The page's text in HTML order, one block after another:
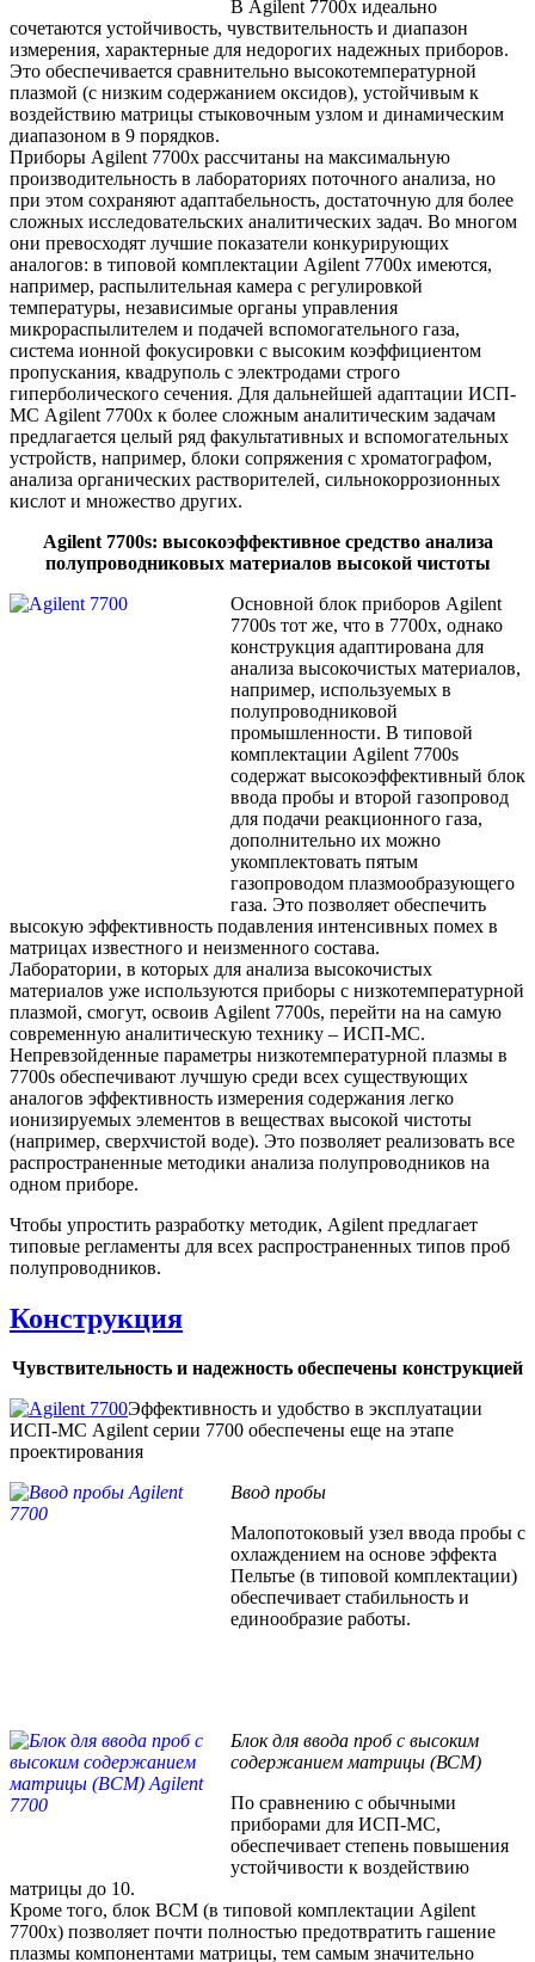
В Agilent 7700х идеально
сочетаются устойчивость, чувствительность и диапазон
измерения, характерные для недорогих надежных приборов.
Это обеспечивается сравнительно высокотемпературной
плазмой (с низким содержанием оксидов), устойчивым к
воздействию матрицы стыковочным узлом и динамическим
диапазоном в 9 порядков.
Приборы Agilent 7700х рассчитаны на максимальную
производительность в лабораториях поточного анализа, но
при этом сохраняют адаптабельность, достаточную для более
сложных исследовательских аналитических задач. Во многом
они превосходят лучшие показатели конкурирующих
аналогов: в типовой комплектации Agilent 7700х имеются,
например, распылительная камера с регулировкой
температуры, независимые органы управления
микрораспылителем и подачей вспомогательного газа,
система ионной фокусировки с высоким коэффициентом
пропускания, квадруполь с электродами строго
гиперболического сечения. Для дальнейшей адаптации ИСП-
МС Agilent 7700х к более сложным аналитическим задачам
предлагается целый ряд факультативных и вспомогательных
устройств, например, блоки сопряжения с хроматографом,
анализа органических растворителей, сильнокоррозионных
кислот и множество других.
Agilent 7700s: высокоэффективное средство анализа
полупроводниковых материалов высокой чистоты
Основной блок приборов Agilent
7700s тот же, что в 7700х, однако
конструкция адаптирована для
анализа высокочистых материалов,
например, используемых в
полупроводниковой
промышленности. В типовой
комплектации Agilent 7700s
содержат высокоэффективный блок
ввода пробы и второй газопровод
для подачи реакционного газа,
дополнительно их можно
укомплектовать пятым
газопроводом плазмообразующего
газа. Это позволяет обеспечить
высокую эффективность подавления интенсивных помех в
матрицах известного и неизменного состава.
Лаборатории, в которых для анализа высокочистых
материалов уже используются приборы с низкотемпературной
плазмой, смогут, освоив Agilent 7700s, перейти на на самую
современную аналитическую технику – ИСП-МС.
Непревзойденные параметры низкотемпературной плазмы в
7700s обеспечивают лучшую среди всех существующих
аналогов эффективность измерения содержания легко
ионизируемых элементов в веществах высокой чистоты
(например, сверхчистой воде). Это позволяет реализовать все
распространенные методики анализа полупроводников на
одном приборе.
Чтобы упростить разработку методик, Agilent предлагает
типовые регламенты для всех распространенных типов проб
полупроводников.
Конструкция
Чувствительность и надежность обеспечены конструкцией
Эффективность и удобство в эксплуатации
ИСП-МС Agilent серии 7700 обеспечены еще на этапе
проектирования
Ввод пробы
Малопотоковый узел ввода пробы с
охлаждением на основе эффекта
Пельтье (в типовой комплектации)
обеспечивает стабильность и
единообразие работы.
Блок для ввода проб с высоким
содержанием матрицы (ВСМ)
По сравнению с обычными
приборами для ИСП-МС,
обеспечивает степень повышения
устойчивости к воздействию
матрицы до 10.
Кроме того, блок ВСМ (в типовой комплектации Agilent
7700х) позволяет почти полностью предотвратить гашение
плазмы компонентами матрицы, тем самым значительно